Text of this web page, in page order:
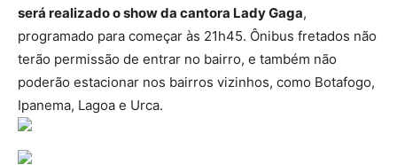
será realizado o show da cantora Lady Gaga,
programado para começar às 21h45. Ônibus fretados não
terão permissão de entrar no bairro, e também não
poderão estacionar nos bairros vizinhos, como Botafogo,
Ipanema, Lagoa e Urca.